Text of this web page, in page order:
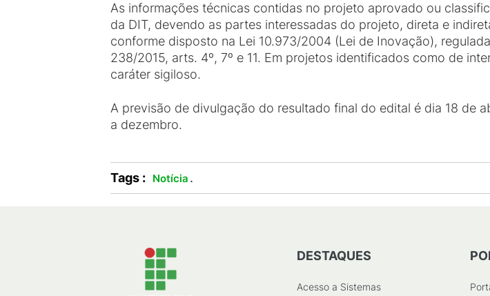
As informações técnicas contidas no projeto aprovado ou
da DIT, devendo as partes interessadas do projeto, direta e
conforme disposto na Lei 10.973/2004 (Lei de Inovação),
238/2015, arts. 4º, 7º e 11. Em projetos identificados como de
caráter sigiloso.
A previsão de divulgação do resultado final do edital é dia 18 de
a dezembro.
Tags : Notícia .
DESTAQUES
Acesso a Sistemas